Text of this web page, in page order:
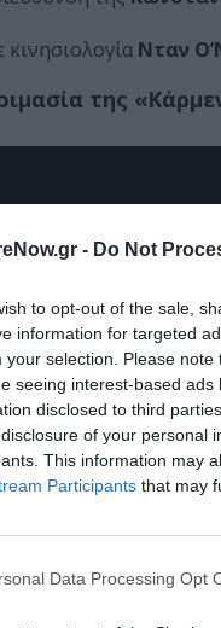
- Do Not
to opt-out of the sale,
information for targeted
your selection. Please
seeing interest-based
disclosed to third
of your personal
This information may
Participants that may
Data Processing Opt
κινησιολογία Νταν
της